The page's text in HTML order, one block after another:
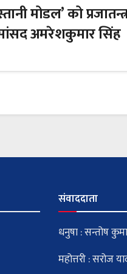
मोडल’ को
अमरेशकुमार सिंह
संवाददाता
धनुषा : सन्तोष
महोत्तरी : सरोज